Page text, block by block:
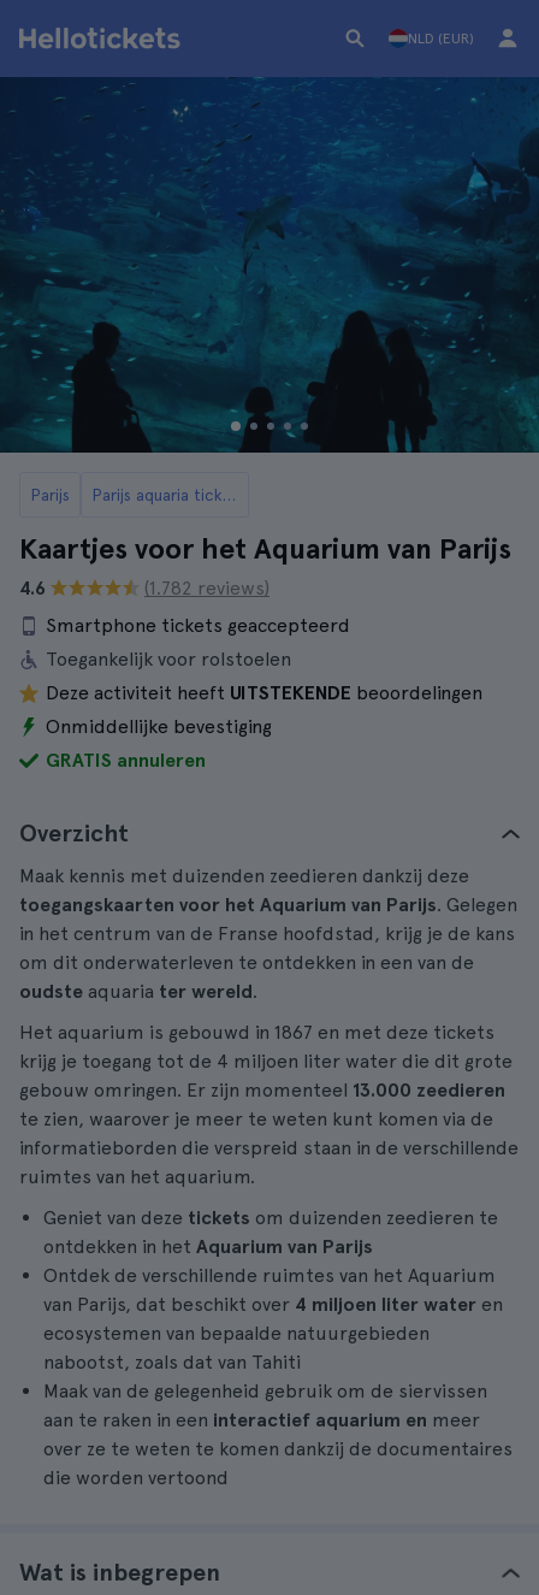
NLD (EUR)
Parijs Parijs aquaria tickets
Kaartjes voor het Aquarium van Parijs
4.6
(1.782 reviews)
Smartphone tickets geaccepteerd
Toegankelijk voor rolstoelen
Deze activiteit heeft UITSTEKENDE beoordelingen
Onmiddellijke bevestiging
GRATIS annuleren
Overzicht
Maak kennis met duizenden zeedieren dankzij deze
toegangskaarten voor het Aquarium van Parijs. Gelegen
in het centrum van de Franse hoofdstad, krijg je de kans
om dit onderwaterleven te ontdekken in een van de
oudste aquaria ter wereld.
Het aquarium is gebouwd in 1867 en met deze tickets
krijg je toegang tot de 4 miljoen liter water die dit grote
gebouw omringen. Er zijn momenteel 13.000 zeedieren
te zien, waarover je meer te weten kunt komen via de
informatieborden die verspreid staan in de verschillende
ruimtes van het aquarium.
Geniet van deze tickets om duizenden zeedieren te
ontdekken in het Aquarium van Parijs
Ontdek de verschillende ruimtes van het Aquarium
van Parijs, dat beschikt over 4 miljoen liter water en
ecosystemen van bepaalde natuurgebieden
nabootst, zoals dat van Tahiti
Maak van de gelegenheid gebruik om de siervissen
aan te raken in een interactief aquarium en meer
over ze te weten te komen dankzij de documentaires
die worden vertoond
Wat is inbegrepen